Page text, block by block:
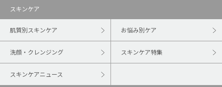
スキンケア
肌質別スキンケア お悩み別ケア
洗顔・クレンジング スキンケア特集
スキンケアニュース